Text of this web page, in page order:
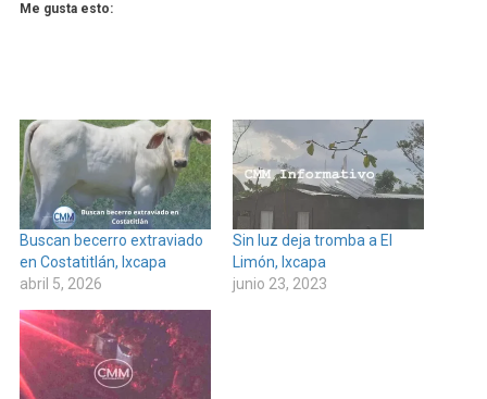
Me gusta esto:
Buscan becerro extraviado
en Costatitlán, Ixcapa
abril 5, 2026
Sin luz deja tromba a El
Limón, Ixcapa
junio 23, 2023